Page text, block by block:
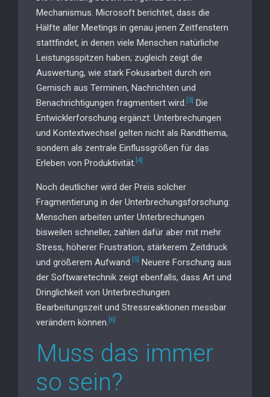
Mechanismus. Microsoft berichtet, dass die
Hälfte aller Meetings in genau jenen Zeitfenstern
stattfindet, in denen viele Menschen natürliche
Leistungsspitzen haben; zugleich zeigt die
Auswertung, wie stark Fokusarbeit durch ein
Gemisch aus Terminen, Nachrichten und
Benachrichtigungen fragmentiert wird. [3] Die
Entwicklerforschung ergänzt: Unterbrechungen
und Kontextwechsel gelten nicht als Randthema,
sondern als zentrale Einflussgrößen für das
Erleben von Produktivität. [4]
Noch deutlicher wird der Preis solcher
Fragmentierung in der Unterbrechungsforschung:
Menschen arbeiten unter Unterbrechungen
bisweilen schneller, zahlen dafür aber mit mehr
Stress, höherer Frustration, stärkerem Zeitdruck
und größerem Aufwand. [5] Neuere Forschung aus
der Softwaretechnik zeigt ebenfalls, dass Art und
Dringlichkeit von Unterbrechungen
Bearbeitungszeit und Stressreaktionen messbar
verändern können. [6]
Muss das immer
so sein?